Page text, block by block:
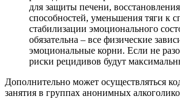
для защиты печени,
способностей, уменьшения тяги к
стабилизации эмоционального
обязательна – все физические
эмоциональные корни. Если не
риски рецидивов будут
Дополнительно может осуществляться
занятия в группах анонимных